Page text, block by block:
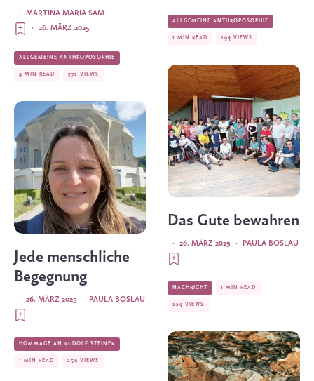
MARTINA MARIA SAM
·
26. MÄRZ 2025
·
ALLGEMEINE ANTHROPOSOPHIE
4 MIN READ 572 VIEWS
Jede menschliche
Begegnung
PAULA BOSLAU
·
26. MÄRZ 2025
·
HOMMAGE AN RUDOLF STEINER
1 MIN READ 259 VIEWS
ALLGEMEINE ANTHROPOSOPHIE
1 MIN READ 294 VIEWS
Das Gute bewahren
PAULA BOSLAU
·
26. MÄRZ 2025
·
NACHRICHT 1 MIN READ
229 VIEWS